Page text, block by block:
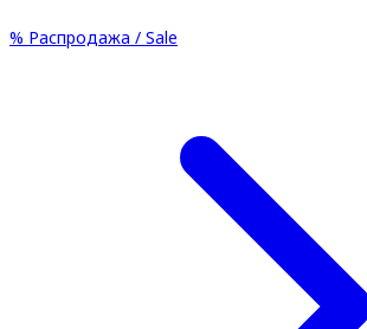
% Распродажа / Sale